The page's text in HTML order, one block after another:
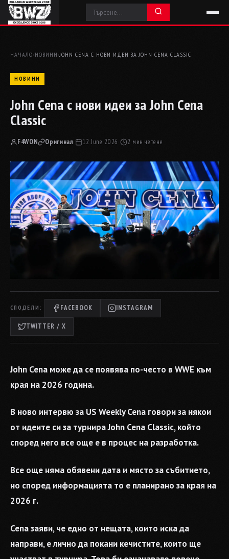
НАЧАЛО› НОВИНИ ›JOHN CENA С НОВИ ИДЕИ ЗА JOHN CENA CLASSIC
НОВИНИ
John Cena с нови идеи за John Cena
Classic
F4WON Оригинал· 12 June 2026· 2 мин четене
СПОДЕЛИ: FACEBOOK INSTAGRAM
TWITTER / X
John Cena може да се появява по-често в WWE към
края на 2026 година.
В ново интервю за US Weekly Cena говори за някои
от идеите си за турнира John Cena Classic, който
според него все още е в процес на разработка.
Все още няма обявени дата и място за събитието,
но според информацията то е планирано за края на
2026 г.
Cena заяви, че едно от нещата, които иска да
направи, е лично да покани кечистите, които ще